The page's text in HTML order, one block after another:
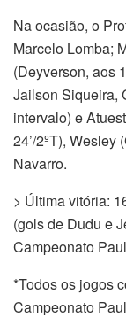
Na ocasião, o
Marcelo Lomba;
(Deyverson, aos
Jailson Siqueira,
intervalo) e
24’/2ºT), Wesley
Navarro.
> Última vitória:
(gols de Dudu e
Campeonato
*Todos os jogos
Campeonato